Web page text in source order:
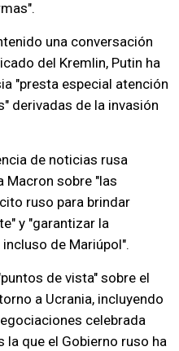
una conversación
del Kremlin, Putin ha
"presta especial atención
derivadas de la invasión
de noticias rusa
Macron sobre "las
ruso para brindar
y "garantizar la
de Mariúpol".
de vista" sobre el
a Ucrania, incluyendo
celebrada
la que el Gobierno ruso ha